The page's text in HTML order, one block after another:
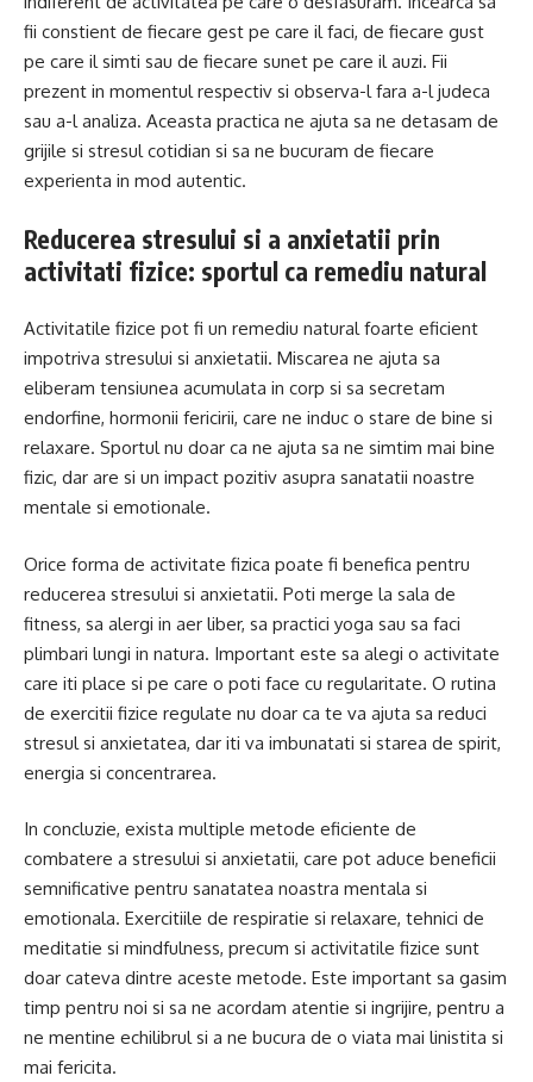
fii constient de fiecare gest pe care il faci, de fiecare gust
pe care il simti sau de fiecare sunet pe care il auzi. Fii
prezent in momentul respectiv si observa-l fara a-l judeca
sau a-l analiza. Aceasta practica ne ajuta sa ne detasam de
grijile si stresul cotidian si sa ne bucuram de fiecare
experienta in mod autentic.
Reducerea stresului si a anxietatii prin
activitati fizice: sportul ca remediu natural
Activitatile fizice pot fi un remediu natural foarte eficient
impotriva stresului si anxietatii. Miscarea ne ajuta sa
eliberam tensiunea acumulata in corp si sa secretam
endorfine, hormonii fericirii, care ne induc o stare de bine si
relaxare. Sportul nu doar ca ne ajuta sa ne simtim mai bine
fizic, dar are si un impact pozitiv asupra sanatatii noastre
mentale si emotionale.
Orice forma de activitate fizica poate fi benefica pentru
reducerea stresului si anxietatii. Poti merge la sala de
fitness, sa alergi in aer liber, sa practici yoga sau sa faci
plimbari lungi in natura. Important este sa alegi o activitate
care iti place si pe care o poti face cu regularitate. O rutina
de exercitii fizice regulate nu doar ca te va ajuta sa reduci
stresul si anxietatea, dar iti va imbunatati si starea de spirit,
energia si concentrarea.
In concluzie, exista multiple metode eficiente de
combatere a stresului si anxietatii, care pot aduce beneficii
semnificative pentru sanatatea noastra mentala si
emotionala. Exercitiile de respiratie si relaxare, tehnici de
meditatie si mindfulness, precum si activitatile fizice sunt
doar cateva dintre aceste metode. Este important sa gasim
timp pentru noi si sa ne acordam atentie si ingrijire, pentru a
ne mentine echilibrul si a ne bucura de o viata mai linistita si
mai fericita.